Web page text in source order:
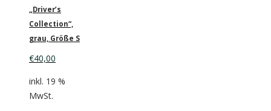
„Driver’s
Collection“,
grau, Größe S
€40,00
inkl. 19 %
MwSt.